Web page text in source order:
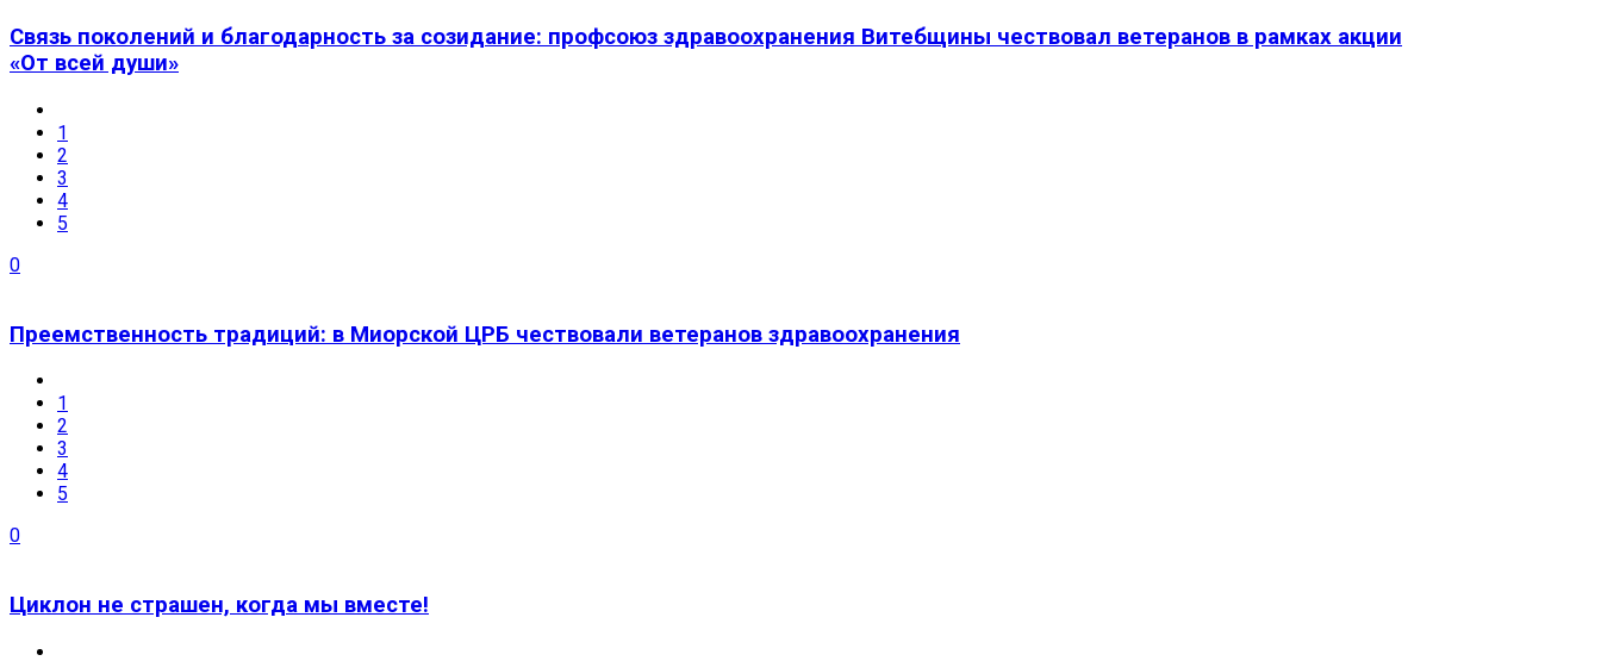
Связь поколений и благодарность за созидание: профсоюз здравоохранения Витебщины чествовал ветеранов в рамках акции
«От всей души»
1
2
3
4
5
0
Преемственность традиций: в Миорской ЦРБ чествовали ветеранов здравоохранения
1
2
3
4
5
0
Циклон не страшен, когда мы вместе!